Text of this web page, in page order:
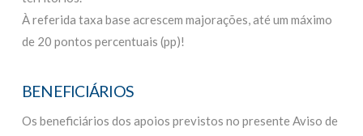
À referida taxa base acrescem majorações, até um máximo
de 20 pontos percentuais (pp)!
BENEFICIÁRIOS
Os beneficiários dos apoios previstos no presente Aviso de